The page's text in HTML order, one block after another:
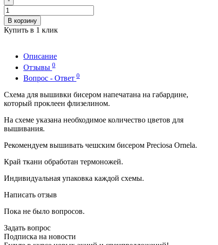
В корзину
Купить в 1 клик
Описание
Отзывы 0
Вопрос - Ответ 0
Схема для вышивки бисером напечатана на габардине,
который проклеен флизелином.
На схеме указана необходимое количество цветов для
вышивания.
Рекомендуем вышивать чешским бисером Preciosa Ornela.
Край ткани обработан термоножей.
Индивидуальная упаковка каждой схемы.
Написать отзыв
Пока не было вопросов.
Задать вопрос
Подписка на новости